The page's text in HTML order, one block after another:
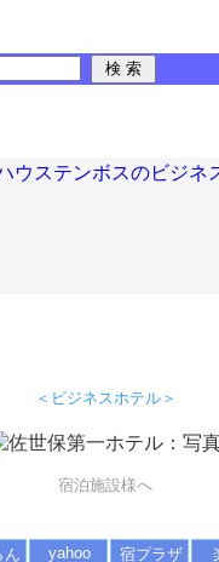
ウステンボスのビジネ
＜ビジネスホテル＞
宿泊施設様へ
ん yahoo 宿プラザ